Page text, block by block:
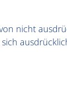
nicht